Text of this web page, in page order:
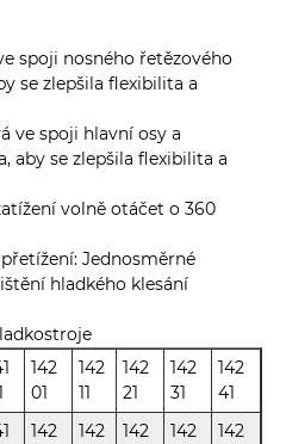
spoji nosného řetězového
se zlepšila flexibilita a
ve spoji hlavní osy a
aby se zlepšila flexibilita a
volně otáčet o 360
Jednosměrné
hladkého klesání
142
01
142
11
142
21
142
31
142
41
142
142
142
142
142